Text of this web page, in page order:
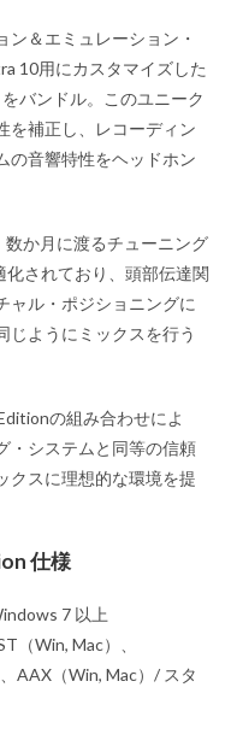
ン＆エミュレーション・
10用にカスタマイズした
バンドル。このユニーク
を補正し、レコーディン
の音響特性をヘッドホン
か月に渡るチューニング
されており、頭部伝達関
ャル・ポジショニングに
じようにミックスを行う
の組み合わせによ
・システムと同等の信頼
クスに理想的な環境を提
仕様
7 以上
（Win, Mac）、
AAX（Win, Mac）/ スタ